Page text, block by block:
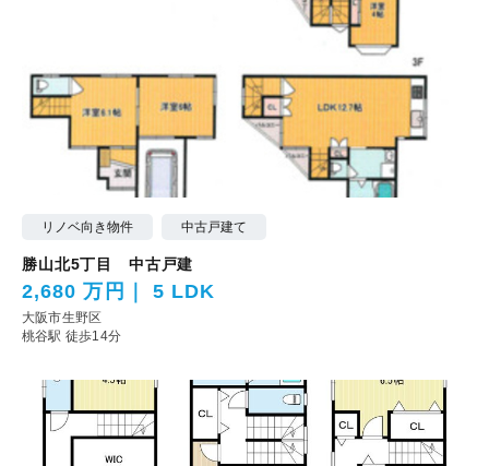
リノベ向き物件 中古戸建て
勝山北5丁目 中古戸建
2,680 万円 5 LDK
大阪市生野区
桃谷駅 徒歩14分